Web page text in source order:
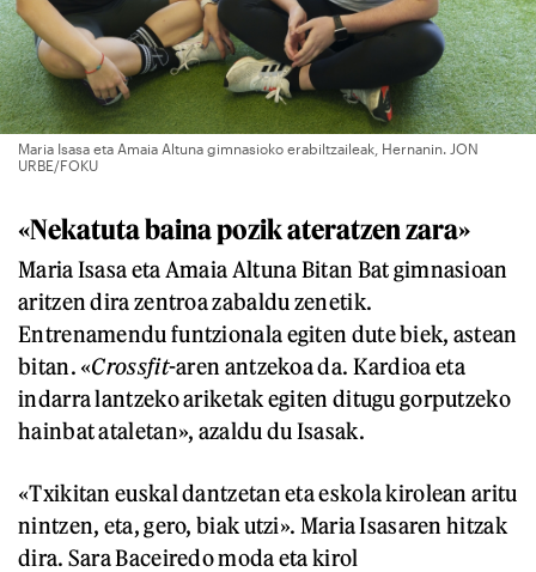
Maria Isasa eta Amaia Altuna gimnasioko erabiltzaileak, Hernanin. JON
URBE/FOKU
«Nekatuta baina pozik ateratzen zara»
Maria Isasa eta Amaia Altuna Bitan Bat gimnasioan
aritzen dira zentroa zabaldu zenetik.
Entrenamendu funtzionala egiten dute biek, astean
bitan. «Crossfit-aren antzekoa da. Kardioa eta
indarra lantzeko ariketak egiten ditugu gorputzeko
hainbat ataletan», azaldu du Isasak.
«Txikitan euskal dantzetan eta eskola kirolean aritu
nintzen, eta, gero, biak utzi». Maria Isasaren hitzak
dira. Sara Baceiredo moda eta kirol